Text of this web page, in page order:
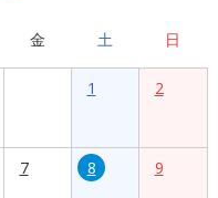
金 土 日
1 2
7 8 9